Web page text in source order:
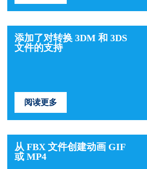
添加了对转换 3DM 和 3DS
文件的支持
阅读更多
从 FBX 文件创建动画 GIF
或 MP4